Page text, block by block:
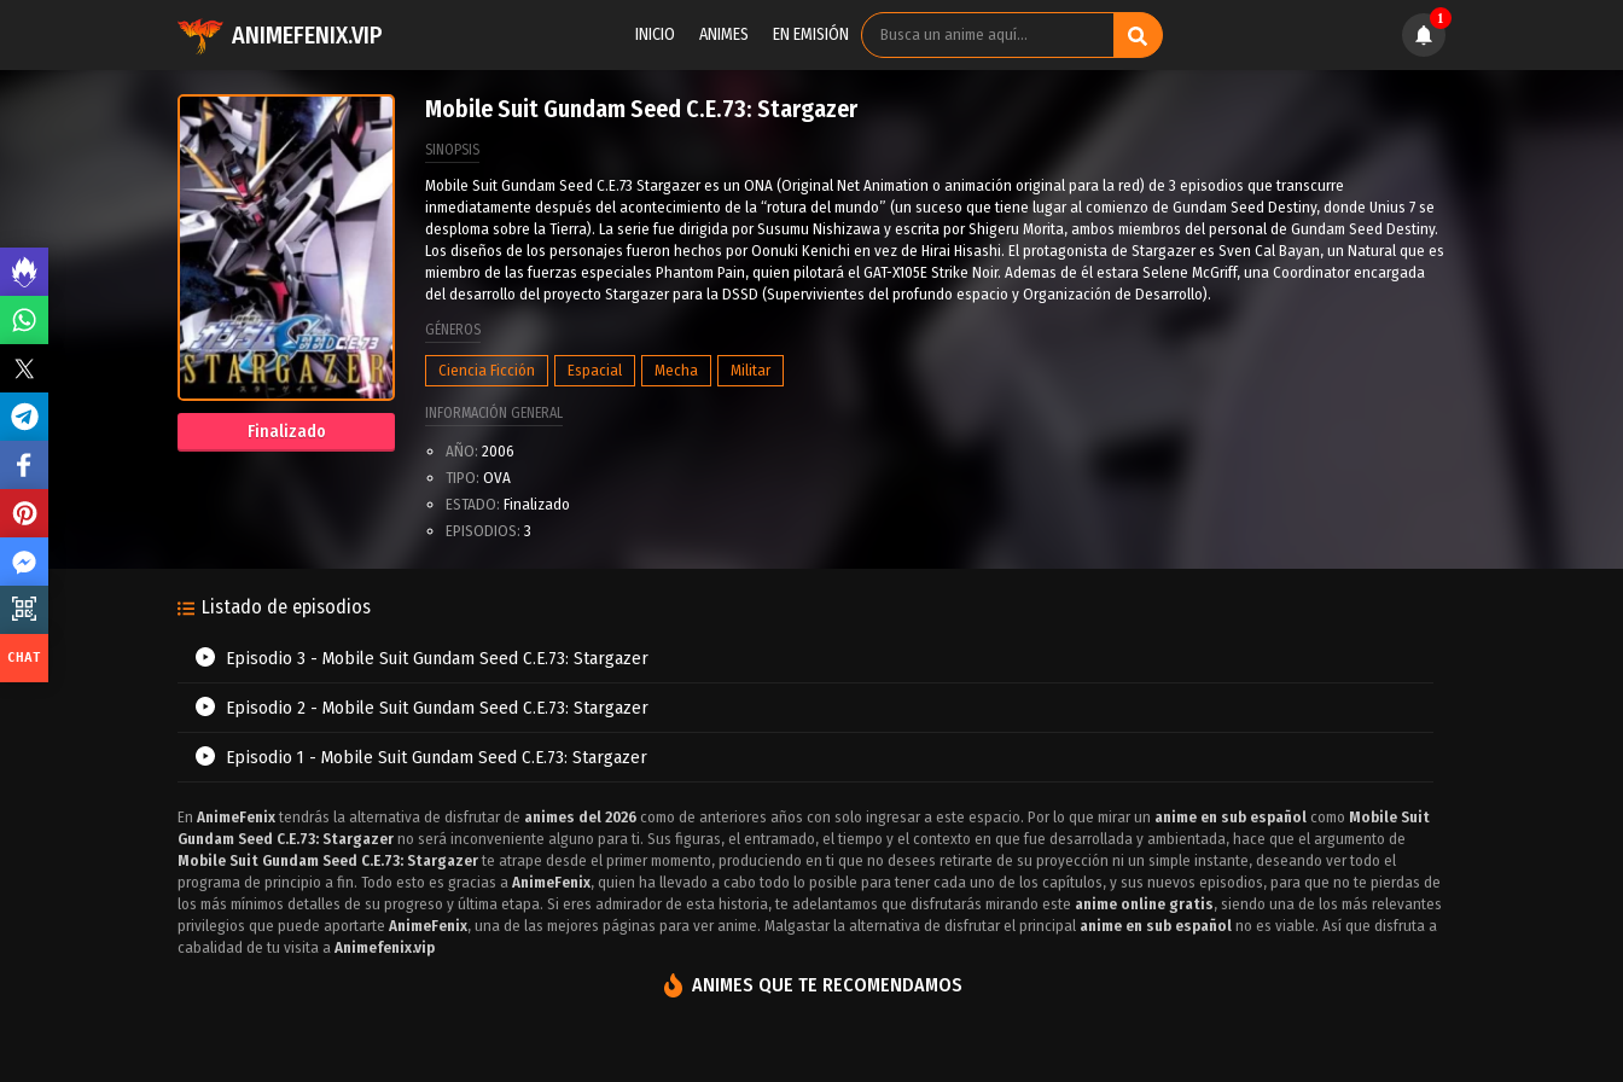
ANIMEFENIX.VIP INICIO ANIMES EN EMISIÓN
1
Finalizado
Mobile Suit Gundam Seed C.E.73: Stargazer
SINOPSIS
Mobile Suit Gundam Seed C.E.73 Stargazer es un ONA (Original Net Animation o animación original para la red) de 3 episodios que transcurre
inmediatamente después del acontecimiento de la “rotura del mundo” (un suceso que tiene lugar al comienzo de Gundam Seed Destiny, donde Unius 7 se
desploma sobre la Tierra). La serie fue dirigida por Susumu Nishizawa y escrita por Shigeru Morita, ambos miembros del personal de Gundam Seed Destiny.
Los diseños de los personajes fueron hechos por Oonuki Kenichi en vez de Hirai Hisashi. El protagonista de Stargazer es Sven Cal Bayan, un Natural que es
miembro de las fuerzas especiales Phantom Pain, quien pilotará el GAT-X105E Strike Noir. Ademas de él estara Selene McGriff, una Coordinator encargada
del desarrollo del proyecto Stargazer para la DSSD (Supervivientes del profundo espacio y Organización de Desarrollo).
GÉNEROS
Ciencia Ficción Espacial Mecha Militar
INFORMACIÓN GENERAL
AÑO: 2006
TIPO: OVA
ESTADO: Finalizado
EPISODIOS: 3
Listado de episodios
Episodio 3 - Mobile Suit Gundam Seed C.E.73: Stargazer
Episodio 2 - Mobile Suit Gundam Seed C.E.73: Stargazer
Episodio 1 - Mobile Suit Gundam Seed C.E.73: Stargazer
En AnimeFenix tendrás la alternativa de disfrutar de animes del 2026 como de anteriores años con solo ingresar a este espacio. Por lo que mirar un anime en sub español como Mobile Suit
Gundam Seed C.E.73: Stargazer no será inconveniente alguno para ti. Sus figuras, el entramado, el tiempo y el contexto en que fue desarrollada y ambientada, hace que el argumento de
Mobile Suit Gundam Seed C.E.73: Stargazer te atrape desde el primer momento, produciendo en ti que no desees retirarte de su proyección ni un simple instante, deseando ver todo el
programa de principio a fin. Todo esto es gracias a AnimeFenix, quien ha llevado a cabo todo lo posible para tener cada uno de los capítulos, y sus nuevos episodios, para que no te pierdas de
los más mínimos detalles de su progreso y última etapa. Si eres admirador de esta historia, te adelantamos que disfrutarás mirando este anime online gratis, siendo una de los más relevantes
privilegios que puede aportarte AnimeFenix, una de las mejores páginas para ver anime. Malgastar la alternativa de disfrutar el principal anime en sub español no es viable. Así que disfruta a
cabalidad de tu visita a Animefenix.vip
ANIMES QUE TE RECOMENDAMOS